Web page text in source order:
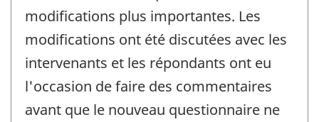
modifications plus importantes. Les
modifications ont été discutées avec les
intervenants et les répondants ont eu
l'occasion de faire des commentaires
avant que le nouveau questionnaire ne